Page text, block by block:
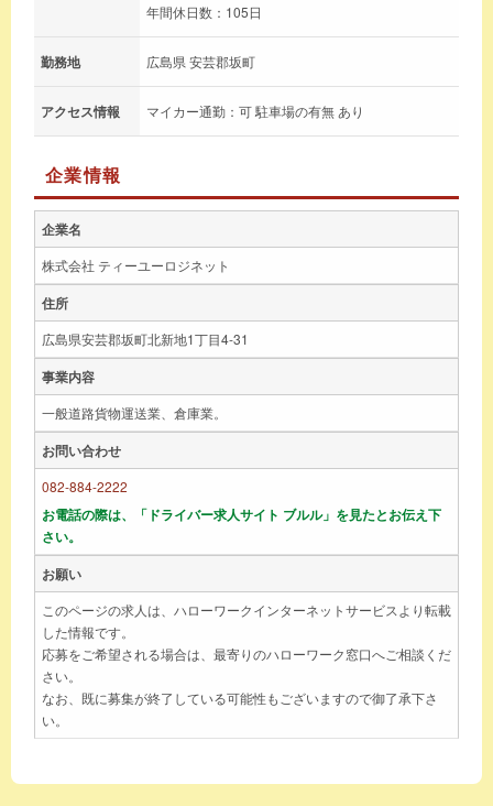
年間休日数：105日
勤務地 広島県 安芸郡坂町
アクセス情報 マイカー通勤：可 駐車場の有無 あり
企業情報
企業名
株式会社 ティーユーロジネット
住所
広島県安芸郡坂町北新地1丁目4-31
事業内容
一般道路貨物運送業、倉庫業。
お問い合わせ
082-884-2222
お電話の際は、「ドライバー求人サイト ブルル」を見たとお伝え下
さい。
お願い
このページの求人は、ハローワークインターネットサービスより転載
した情報です。
応募をご希望される場合は、最寄りのハローワーク窓口へご相談くだ
さい。
なお、既に募集が終了している可能性もございますので御了承下さ
い。